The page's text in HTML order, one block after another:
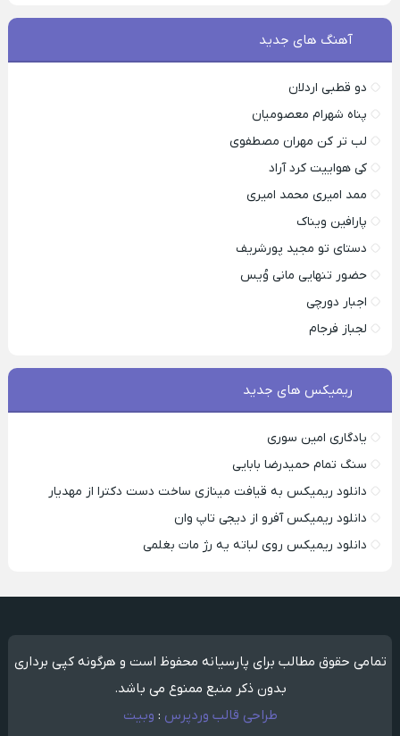
آهنگ های جدید
دو قطبی اردلان
پناه شهرام معصومیان
لب تر کن مهران مصطفوی
کی هواییت کرد آراد
ممد امیری محمد امیری
پارافین ویناک
دستای تو مجید پورشریف
حضور تنهایی مانی وُیس
اجبار دورچی
لجباز فرجام
ریمیکس های جدید
یادگاری امین سوری
سنگ تمام حمیدرضا بابایی
دانلود ریمیکس به قیافت مینازی ساخت دست دکترا از مهدیار
دانلود ریمیکس آفرو از ديجی تاپ وان
دانلود ریمیکس روی لباته یه رژ مات بغلمی
تمامی حقوق مطالب برای پارسیانه محفوظ است و هرگونه کپی برداری
بدون ذکر منبع ممنوع می باشد.
طراحی قالب وردپرس : وبیت